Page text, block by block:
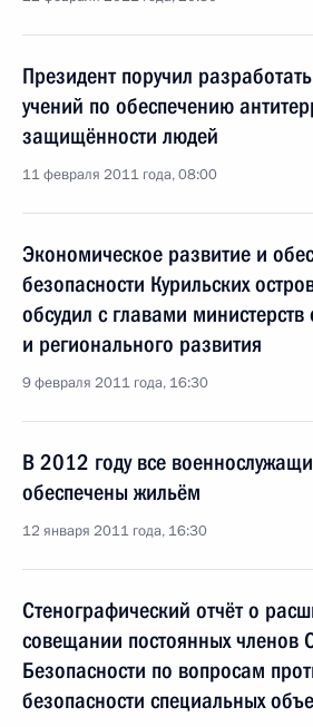
Президент поручил
учений по обеспечению
защищённости людей
11 февраля 2011 года, 08:00
Экономическое развитие и
безопасности Курильских
обсудил с главами
и регионального развития
9 февраля 2011 года, 16:30
В 2012 году все
обеспечены жильём
12 января 2011 года, 16:30
Стенографический отчёт о
совещании постоянных членов
Безопасности по вопросам
безопасности специальных